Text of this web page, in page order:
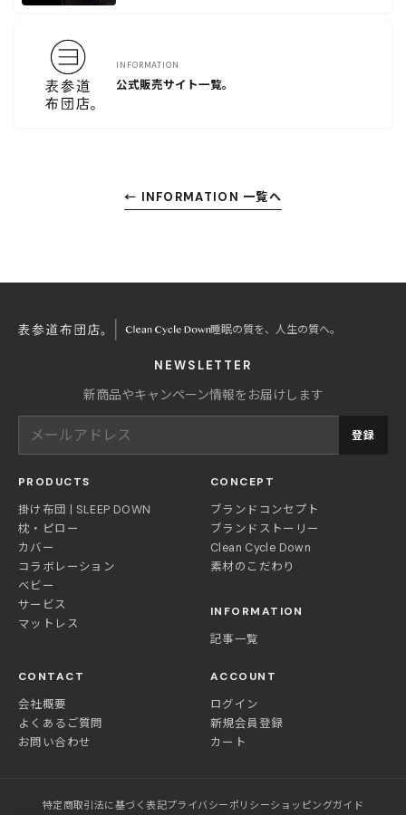
INFORMATION
公式販売サイト一覧。
← INFORMATION 一覧へ
睡眠の質を、人生の質へ。
NEWSLETTER
新商品やキャンペーン情報をお届けします
登録
PRODUCTS
掛け布団 | SLEEP DOWN
枕・ピロー
カバー
コラボレーション
ベビー
サービス
マットレス
CONCEPT
ブランドコンセプト
ブランドストーリー
Clean Cycle Down
素材のこだわり
INFORMATION
記事一覧
CONTACT
会社概要
よくあるご質問
お問い合わせ
ACCOUNT
ログイン
新規会員登録
カート
特定商取引法に基づく表記プライバシーポリシーショッピングガイド